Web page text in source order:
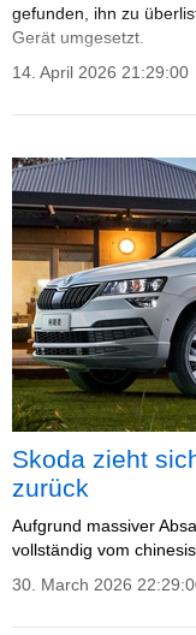
gefunden, ihn zu
Gerät umgesetzt.
14. April 2026 21:29:00
Skoda zieht
zurück
Aufgrund massiver
vollständig vom
30. March 2026